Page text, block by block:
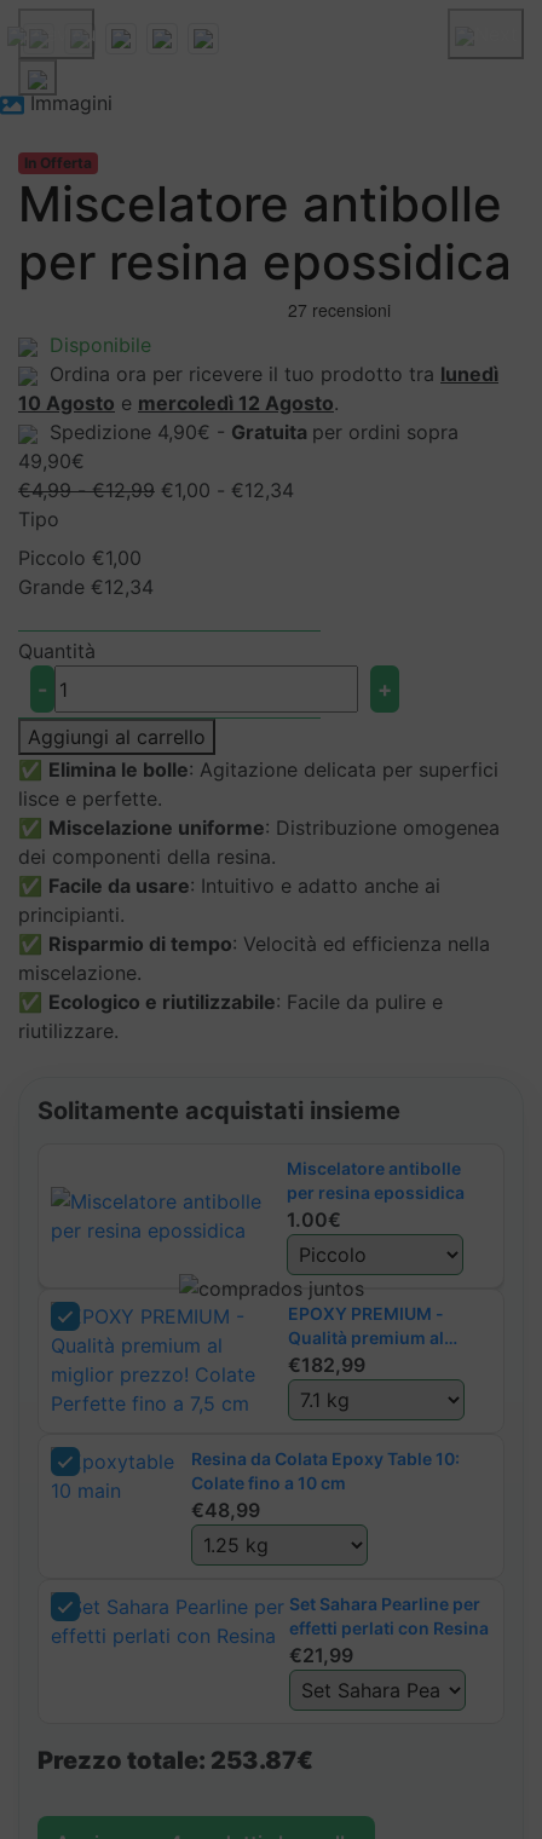
Previous
Immagini
In Offerta
Miscelatore antibolle
per resina epossidica
Disponibile
Ordina ora per ricevere il tuo prodotto tra lunedì
10 Agosto e mercoledì 12 Agosto.
Spedizione 4,90€ - Gratuita per ordini sopra
49,90€
€4,99 - €12,99Fascia
a
€12,99
€1,00 - €12,34
a
€12,34
Tipo
Piccolo €1,00
Grande €12,34
Quantità
Miscelatore
antibolle
per
resina
epossidica
quantità
- +
Aggiungi al carrello
✅ Elimina le bolle: Agitazione delicata per superfici
lisce e perfette.
✅ Miscelazione uniforme: Distribuzione omogenea
dei componenti della resina.
✅ Facile da usare: Intuitivo e adatto anche ai
principianti.
✅ Risparmio di tempo: Velocità ed efficienza nella
miscelazione.
✅ Ecologico e riutilizzabile: Facile da pulire e
riutilizzare.
Solitamente acquistati insieme
Miscelatore antibolle
per resina epossidica
1.00€
EPOXY PREMIUM -
Qualità premium al
miglior prezzo! Colate
Perfette fino a 7,5 cm
€182,99
Resina da Colata Epoxy Table 10:
Colate fino a 10 cm
€48,99
Set Sahara Pearline per
effetti perlati con Resina
€21,99
Prezzo totale: 253.87€